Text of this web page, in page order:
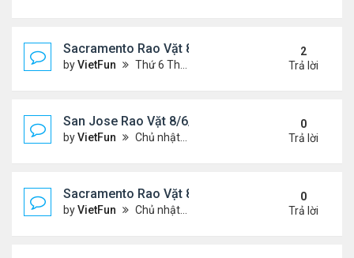
Sacramento Rao Vặt 8/13/21- 8/20/21
byVietFun Thứ 6 Tháng 8 13, 2021 11:27 am
2
Trả lời
San Jose Rao Vặt 8/6/21- 8/13/21
byVietFun Chủ nhật Tháng 8 08, 2021 6:21 pm
0
Trả lời
Sacramento Rao Vặt 8/6/21- 8/13/21
byVietFun Chủ nhật Tháng 8 08, 2021 6:15 pm
0
Trả lời